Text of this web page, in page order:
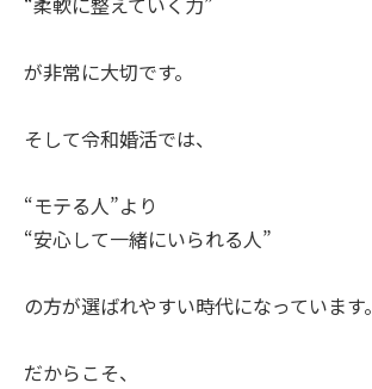
が非常に大切です。
そして令和婚活では、
“モテる人”より
“安心して一緒にいられる人”
の方が選ばれやすい時代になっています。
だからこそ、